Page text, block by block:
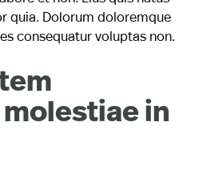
quia. Dolorum doloremque
consequatur voluptas non.
in